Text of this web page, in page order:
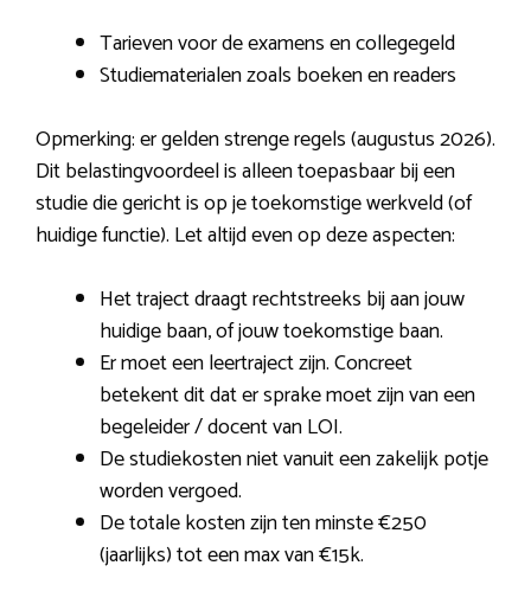
Tarieven voor de examens en collegegeld
Studiematerialen zoals boeken en readers
Opmerking: er gelden strenge regels (augustus 2026).
Dit belastingvoordeel is alleen toepasbaar bij een
studie die gericht is op je toekomstige werkveld (of
huidige functie). Let altijd even op deze aspecten:
Het traject draagt rechtstreeks bij aan jouw
huidige baan, of jouw toekomstige baan.
Er moet een leertraject zijn. Concreet
betekent dit dat er sprake moet zijn van een
begeleider / docent van LOI.
De studiekosten niet vanuit een zakelijk potje
worden vergoed.
De totale kosten zijn ten minste €250
(jaarlijks) tot een max van €15k.